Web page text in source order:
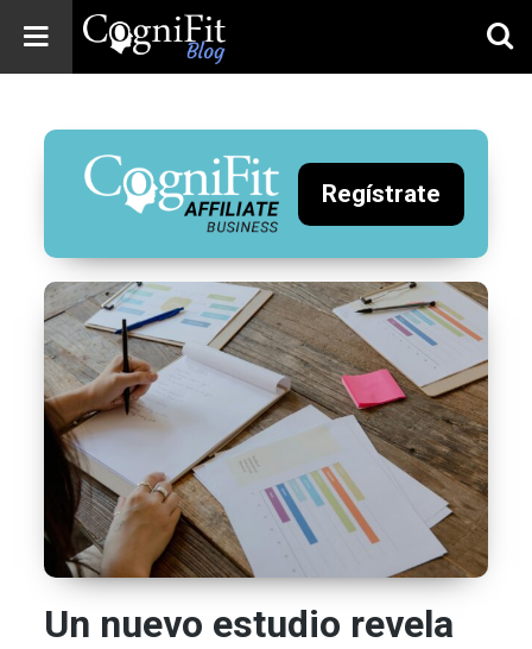
Blog: Brain
Health
News
Brain Training,
Mental Health, and
Wellness
Regístrate
Un nuevo estudio revela